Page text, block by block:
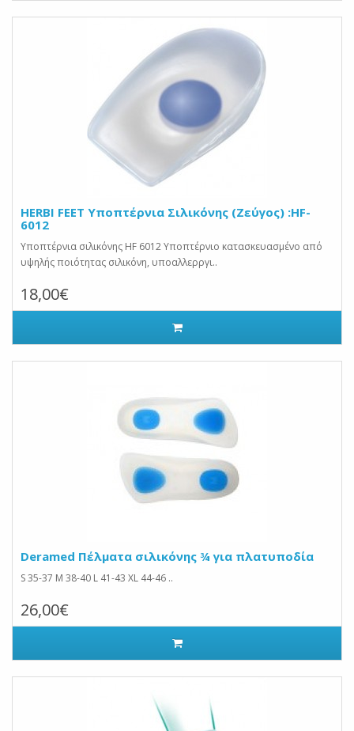
HERBI FEET Υποπτέρνια Σιλικόνης (Ζεύγος) :HF-
6012
Υποπτέρνια σιλικόνης HF 6012 Υποπτέρνιo κατασκευασμένo από
υψηλής ποιότητας σιλικόνη, υποαλλερργι..
18,00€
Deramed Πέλματα σιλικόνης ¾ για πλατυποδία
S 35-37 M 38-40 L 41-43 XL 44-46 ..
26,00€